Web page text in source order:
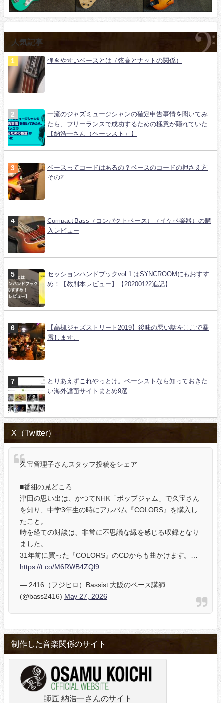
人気記事
弾きやすいベースとは（弦高とナットの関係）
一流のジャズミュージシャンの確定申告事情を聞いてみ
たら、フリーランスで成功するための極意が隠れていた
【納浩一さん（ベーシスト）】
ベースってコードはあるの？ベースのコードの押さえ方
その2
Compact Bass（コンパクトベース）（イケベ楽器）の購
入レビュー
セッションハンドブックvol.1 はSYNCROOMにもおすす
め！【教則本レビュー】【20200122追記】
【高槻ジャズストリート2019】後味の悪い話をここで暴
露します。
とりあえずこれやっとけ。ベーシストなら知っておきた
い海外譜面サイトまとめ9選
X（Twitter）
久宝留理子さんスタッフ投稿をシェア
■番組の見どころ
津田の思い出は、かつてNHK「ポップジャム」で久宝さん
を知り、中学3年生の時にアルバム『COLORS』を購入し
たこと。
時を経ての対談は、非常に不思議な縁を感じる収録となり
ました。
31年前に買った『COLORS』のCDからも曲かけます。…
https://t.co/M6RWB4ZQl9
— 2416（フジヒロ）Bassist 大阪のベース講師
(@bass2416) May 27, 2026
制作した音楽関係のサイト
師匠 納浩一さんのサイト